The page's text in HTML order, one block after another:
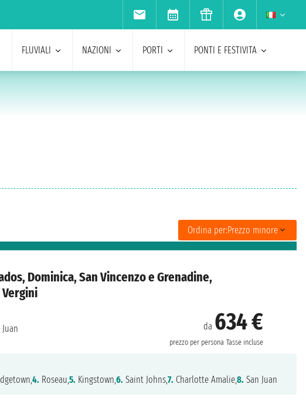
FLUVIALI NAZIONI PORTI PONTI E FESTIVITA
Ordina per:Prezzo minore
Dominica, San Vincenzo e Grenadine,
da 634 €
prezzo per persona Tasse incluse
4. Roseau,5. Kingstown,6. Saint Johns,7. Charlotte Amalie,8. San Juan